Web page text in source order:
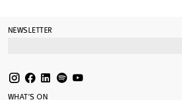
NEWSLETTER
WHAT’S ON